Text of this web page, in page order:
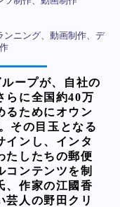
ンニング、動画制作、デ
ープが、自社の
らに全国約40万
るためにオウン
その目玉となる
インし、インタ
たしたちの郵便
コンテンツを制
、作家の江國香
芸人の野田クリ